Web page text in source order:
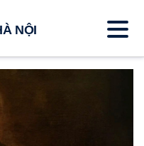
NỘI